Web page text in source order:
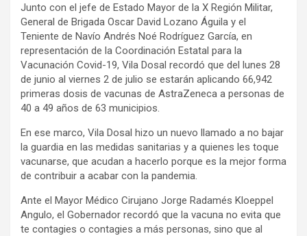
Junto con el jefe de Estado Mayor de la X Región Militar,
General de Brigada Oscar David Lozano Águila y el
Teniente de Navío Andrés Noé Rodríguez García, en
representación de la Coordinación Estatal para la
Vacunación Covid-19, Vila Dosal recordó que del lunes 28
de junio al viernes 2 de julio se estarán aplicando 66,942
primeras dosis de vacunas de AstraZeneca a personas de
40 a 49 años de 63 municipios.
En ese marco, Vila Dosal hizo un nuevo llamado a no bajar
la guardia en las medidas sanitarias y a quienes les toque
vacunarse, que acudan a hacerlo porque es la mejor forma
de contribuir a acabar con la pandemia.
Ante el Mayor Médico Cirujano Jorge Radamés Kloeppel
Angulo, el Gobernador recordó que la vacuna no evita que
te contagies o contagies a más personas, sino que al